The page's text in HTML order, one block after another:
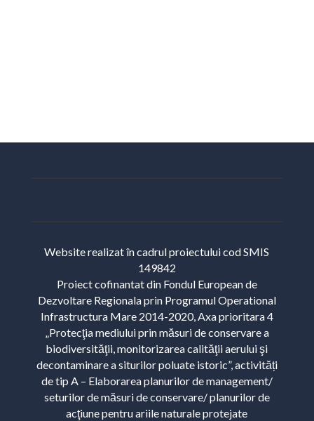
Website realizat în cadrul proiectului cod SMIS
149842
Proiect cofinantat din Fondul European de
Dezvoltare Regionala prin Programul Operational
Infrastructura Mare 2014-2020, Axa prioritara 4
„Protecţia mediului prin măsuri de conservare a
biodiversităţii, monitorizarea calităţii aerului şi
decontaminare a siturilor poluate istoric”, activități
de tip A – Elaborarea planurilor de management/
seturilor de măsuri de conservare/ planurilor de
acţiune pentru ariile naturale protejate